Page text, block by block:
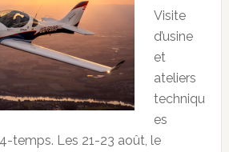
Visite
d’usine
et
ateliers
techniqu
es
temps. Les 21-23 août, le